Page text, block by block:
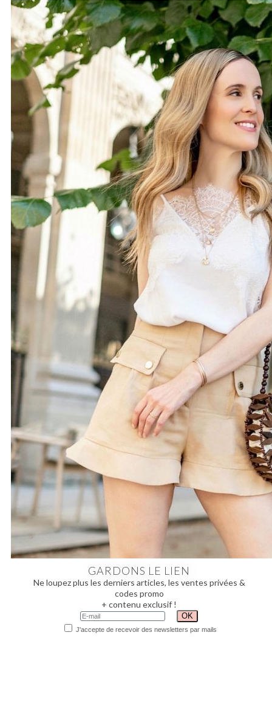
GARDONS LE LIEN
Ne loupez plus les derniers articles, les ventes privées &
codes promo
+ contenu exclusif !
J'accepte de recevoir des newsletters par mails